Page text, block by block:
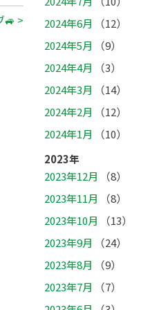
🚙 >
2024年6月
（12）
2024年5月
（9）
2024年4月
（3）
2024年3月
（14）
2024年2月
（12）
2024年1月
（10）
2023年
2023年12月
（8）
2023年11月
（8）
2023年10月
（13）
2023年9月
（24）
2023年8月
（9）
2023年7月
（7）